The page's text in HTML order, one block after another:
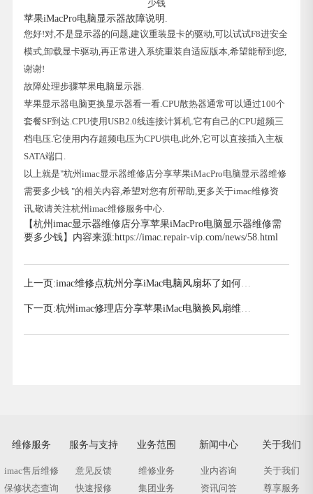
苹果iMacPro电脑显示器故障说明.
您好!对,不是显示器的问题,建议重装显卡的驱动,可以试试F8进安全
模式,卸载显卡驱动,再正常进入系统重装自适应版本,希望能帮到您,
谢谢!
故障处理步骤苹果电脑显示器.
苹果显示器电脑更换显示器看一看.CPU散热器通常可以通过100个
套餐SF到达.CPU使用USB2.0线连接计算机.它有自己的CPU超频三
档电压.它使用内存超频电压为CPU供电.此外,它可以直接插入主板
SATA端口.
以上就是"杭州imac显示器维修店分享苹果iMacPro电脑显示器维修
需要多少钱 "的相关内容,希望对您有所帮助,更多关于imac维修资
讯,敬请关注杭州imac维修服务中心.
【杭州imac显示器维修店分享苹果iMacPro电脑显示器维修需
要多少钱】内容来源:https://imac.repair-vip.com/news/58.html
上一页:imac维修点杭州分享iMac电脑风扇坏了如何解
下一页:杭州imac修理店分享苹果iMac电脑换风扇维修
维修服务
imac售后维修
保修状态查询
服务与支持
意见反馈
快速报修
业务范围
维修业务
集团业务
新闻中心
业内咨询
资讯问答
关于我们
关于我们
尊享服务